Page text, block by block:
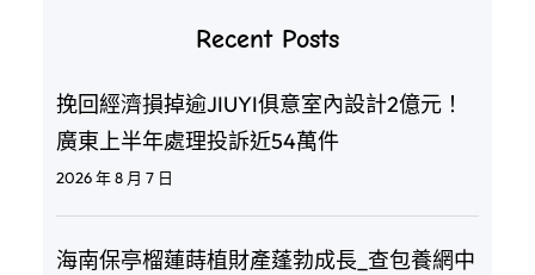
Recent Posts
挽回經濟損掉逾JIUYI俱意室內設計2億元！
廣東上半年處理投訴近54萬件
2026 年 8 月 7 日
海南保亭榴蓮蒔植財產蓬勃成長_查包養網中